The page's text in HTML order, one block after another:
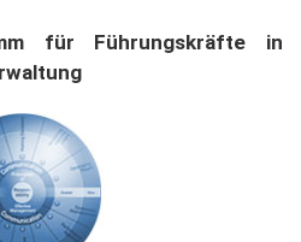
für Führungskräfte in